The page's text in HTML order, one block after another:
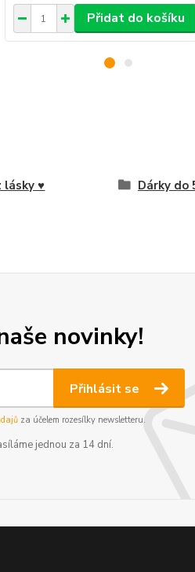
Přidat do košíku
lásky ♥ Dárky do
novinky!
Přihlásit se
za účelem rozesílky newsletteru.
jednou za 14 dní.